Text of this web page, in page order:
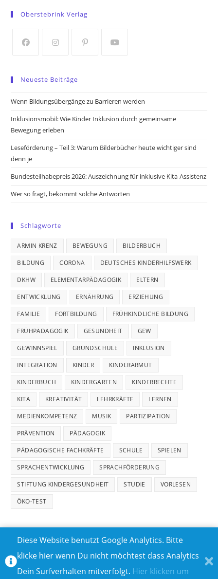
a
tab
tab
Oberstebrink Verlag
a
new
new
a
new
new
Neueste Beiträge
Wenn Bildungsübergänge zu Barrieren werden
Inklusionsmobil: Wie Kinder Inklusion durch gemeinsame
Bewegung erleben
Leseförderung – Teil 3: Warum Bilderbücher heute wichtiger sind
denn je
Bundesteilhabepreis 2026: Auszeichnung für inklusive Kita-Assistenz
Wer so fragt, bekommt solche Antworten
Schlagworte
ARMIN KRENZ BEWEGUNG BILDERBUCH
BILDUNG CORONA DEUTSCHES KINDERHILFSWERK
DKHW ELEMENTARPÄDAGOGIK ELTERN
ENTWICKLUNG ERNÄHRUNG ERZIEHUNG
FAMILIE FORTBILDUNG FRÜHKINDLICHE BILDUNG
FRÜHPÄDAGOGIK GESUNDHEIT GEW
GEWINNSPIEL GRUNDSCHULE INKLUSION
INTEGRATION KINDER KINDERARMUT
KINDERBUCH KINDERGARTEN KINDERRECHTE
KITA KREATIVITÄT LEHRKRÄFTE LERNEN
MEDIENKOMPETENZ MUSIK PARTIZIPATION
PRÄVENTION PÄDAGOGIK
PÄDAGOGISCHE FACHKRÄFTE SCHULE SPIELEN
SPRACHENTWICKLUNG SPRACHFÖRDERUNG
STIFTUNG KINDERGESUNDHEIT STUDIE VORLESEN
ÖKO-TEST
TEILNAHMEBEDINGUNGEN FÜR GEWINNSPIELE
IMPRESSUM
Diese Website benutzt Google Analytics. Bitte
klicke hier wenn Du nicht möchtest dass Analytics
Dein Surfverhalten mitverfolgt. Hier klicken um